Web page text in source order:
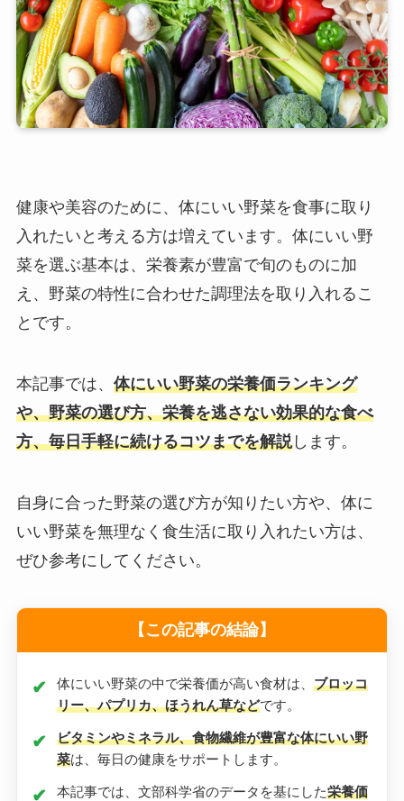
健康や美容のために、体にいい野菜を食事に取り
入れたいと考える方は増えています。体にいい野
菜を選ぶ基本は、栄養素が豊富で旬のものに加
え、野菜の特性に合わせた調理法を取り入れるこ
とです。
本記事では、 体にいい野菜の栄養価ランキング
や、野菜の選び方、栄養を逃さない効果的な食べ
方、毎日手軽に続けるコツまでを解説します。
自身に合った野菜の選び方が知りたい方や、体に
いい野菜を無理なく食生活に取り入れたい方は、
ぜひ参考にしてください。
【この記事の結論】
体にいい野菜の中で栄養価が高い食材は、 ブロッコ
リー、パプリカ、ほうれん草などです。
ビタミンやミネラル、食物繊維が豊富な体にいい野
菜は、毎日の健康をサポートします。
本記事では、文部科学省のデータを基にした栄養価